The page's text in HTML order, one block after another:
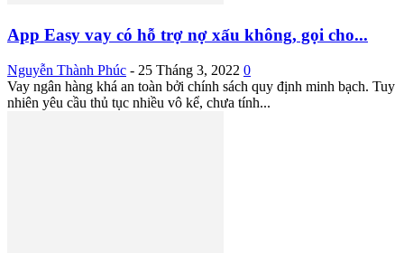
App Easy vay có hỗ trợ nợ xấu không, gọi cho...
Nguyễn Thành Phúc - 25 Tháng 3, 2022 0
Vay ngân hàng khá an toàn bởi chính sách quy định minh bạch. Tuy
nhiên yêu cầu thủ tục nhiều vô kể, chưa tính...